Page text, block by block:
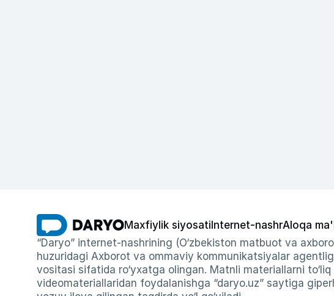
Maxfiylik siyosati Internet-nashrAloqa
“Daryo” internet-nashrining (O‘zbekiston matbuot va
huzuridagi Axborot va ommaviy kommunikatsiyalar
vositasi sifatida ro‘yxatga olingan. Matnli materiallarni
videomateriallaridan foydalanishga “daryo.uz” saytiga